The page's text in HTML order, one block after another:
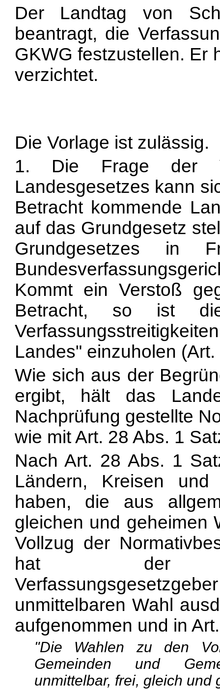
Der Landtag von
beantragt, die
GKWG festzustellen. Er
verzichtet.
Die Vorlage ist zulässig.
1. Die Frage der
Landesgesetzes kann
Betracht kommende
auf das Grundgesetz
Grundgesetzes
Kommt ein Verstoß
Betracht, so ist
Landes" einzuholen
Wie sich aus der
ergibt, hält das
Nachprüfung gestellte
wie mit Art. 28 Abs. 1
Nach Art. 28 Abs. 1
Ländern, Kreisen und
haben, die aus
gleichen und geheimen
Vollzug der
hat der
unmittelbaren Wahl
aufgenommen und in
"Die Wahlen zu den
Gemeinden und
unmittelbar, frei, gleich und